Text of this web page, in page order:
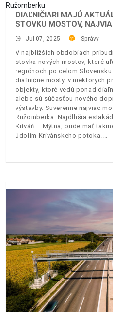
DIAĽNIČIARI MAJÚ
STOVKU MOSTOV,
Jul 07, 2025 Správy
V najbližších obdobiach
stovka nových mostov, ktoré
regiónoch po celom
diaľničné mosty, v niektorých
objekty, ktoré vedú ponad
alebo sú súčasťou nového
výstavby. Suverénne najviac
Ružomberka. Najdlhšia
Kriváň – Mýtna, bude mať
údolím Krivánskeho potoka.